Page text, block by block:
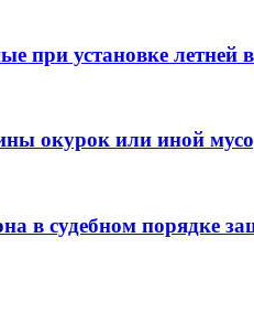
при установке летней
окурок или иной
в судебном порядке